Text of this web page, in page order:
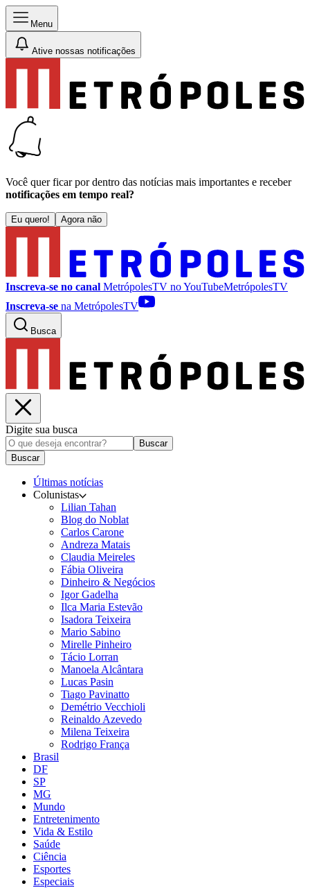
Menu
Ative nossas notificações
Você quer ficar por dentro das notícias mais importantes e receber
notificações em tempo real?
Eu quero! Agora não
Inscreva-se no canal MetrópolesTV noYouTubeMetrópolesTV
Inscreva-se na MetrópolesTV
Busca
Digite sua busca
Buscar
Buscar
Últimas notícias
Colunistas
Lilian Tahan
Blog do Noblat
Carlos Carone
Andreza Matais
Claudia Meireles
Fábia Oliveira
Dinheiro & Negócios
Igor Gadelha
Ilca Maria Estevão
Isadora Teixeira
Mario Sabino
Mirelle Pinheiro
Tácio Lorran
Manoela Alcântara
Lucas Pasin
Tiago Pavinatto
Demétrio Vecchioli
Reinaldo Azevedo
Milena Teixeira
Rodrigo França
Brasil
DF
SP
MG
Mundo
Entretenimento
Vida & Estilo
Saúde
Ciência
Esportes
Especiais